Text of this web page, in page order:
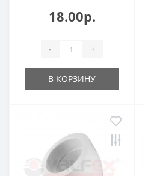
18.00р.
- +
В КОРЗИНУ